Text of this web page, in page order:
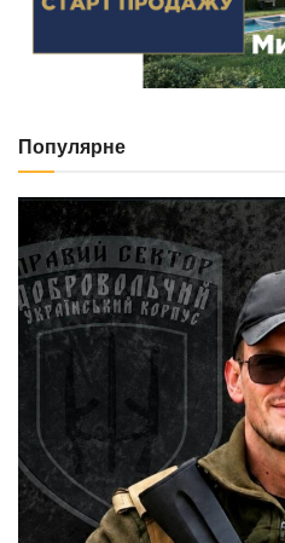
Популярне